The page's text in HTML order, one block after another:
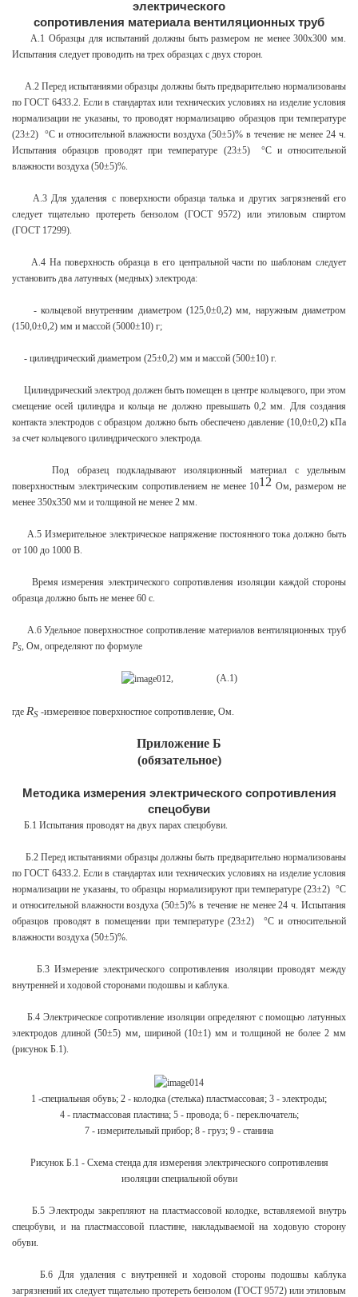
электрического
сопротивления материала вентиляционных труб
А.1 Образцы для испытаний должны быть размером не менее 300х300 мм.
Испытания следует проводить на трех образцах с двух сторон.
А.2 Перед испытаниями образцы должны быть предварительно нормализованы
по ГОСТ 6433.2. Если в стандартах или технических условиях на изделие условия
нормализации не указаны, то проводят нормализацию образцов при температуре
(23±2) °С и относительной влажности воздуха (50±5)% в течение не менее 24 ч.
Испытания образцов проводят при температуре (23±5) °С и относительной
влажности воздуха (50±5)%.
А.3 Для удаления с поверхности образца талька и других загрязнений его
следует тщательно протереть бензолом (ГОСТ 9572) или этиловым спиртом
(ГОСТ 17299).
А.4 На поверхность образца в его центральной части по шаблонам следует
установить два латунных (медных) электрода:
- кольцевой внутренним диаметром (125,0±0,2) мм, наружным диаметром
(150,0±0,2) мм и массой (5000±10) г;
- цилиндрический диаметром (25±0,2) мм и массой (500±10) г.
Цилиндрический электрод должен быть помещен в центре кольцевого, при этом
смещение осей цилиндра и кольца не должно превышать 0,2 мм. Для создания
контакта электродов с образцом должно быть обеспечено давление (10,0±0,2) кПа
за счет кольцевого цилиндрического электрода.
Под образец подкладывают изоляционный материал с удельным
поверхностным электрическим сопротивлением не менее 1012 Ом, размером не
менее 350х350 мм и толщиной не менее 2 мм.
А.5 Измерительное электрическое напряжение постоянного тока должно быть
от 100 до 1000 В.
Время измерения электрического сопротивления изоляции каждой стороны
образца должно быть не менее 60 с.
А.6 Удельное поверхностное сопротивление материалов вентиляционных труб
PS, Ом, определяют по формуле
, (A.1)
где RS -измеренное поверхностное сопротивление, Ом.
Приложение Б
(обязательное)
Методика измерения электрического сопротивления
спецобуви
Б.1 Испытания проводят на двух парах спецобуви.
Б.2 Перед испытаниями образцы должны быть предварительно нормализованы
по ГОСТ 6433.2. Если в стандартах или технических условиях на изделие условия
нормализации не указаны, то образцы нормализируют при температуре (23±2) °С
и относительной влажности воздуха (50±5)% в течение не менее 24 ч. Испытания
образцов проводят в помещении при температуре (23±2) °С и относительной
влажности воздуха (50±5)%.
Б.3 Измерение электрического сопротивления изоляции проводят между
внутренней и ходовой сторонами подошвы и каблука.
Б.4 Электрическое сопротивление изоляции определяют с помощью латунных
электродов длиной (50±5) мм, шириной (10±1) мм и толщиной не более 2 мм
(рисунок Б.1).
1 -специальная обувь; 2 - колодка (стелька) пластмассовая; 3 - электроды;
4 - пластмассовая пластина; 5 - провода; 6 - переключатель;
7 - измерительный прибор; 8 - груз; 9 - станина
Рисунок Б.1 - Схема стенда для измерения электрического сопротивления
изоляции специальной обуви
Б.5 Электроды закрепляют на пластмассовой колодке, вставляемой внутрь
спецобуви, и на пластмассовой пластине, накладываемой на ходовую сторону
обуви.
Б.6 Для удаления с внутренней и ходовой стороны подошвы каблука
загрязнений их следует тщательно протереть бензолом (ГОСТ 9572) или этиловым